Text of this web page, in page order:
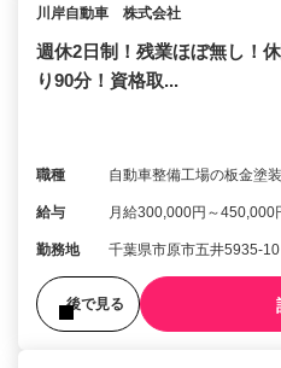
川岸自動車 株式会社
週休2日制！残業ほぼ無し！
り90分！資格取...
職種 自動車整備工場の板金塗
給与 月給300,000円～450,000
勤務地 千葉県市原市五井5935-
後で見る